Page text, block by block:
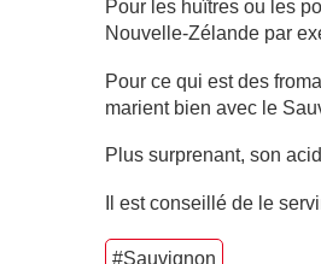
Pour les huîtres ou les
Nouvelle-Zélande par
Pour ce qui est des
marient bien avec le
Plus surprenant, son
Il est conseillé de le
#Sauvignon